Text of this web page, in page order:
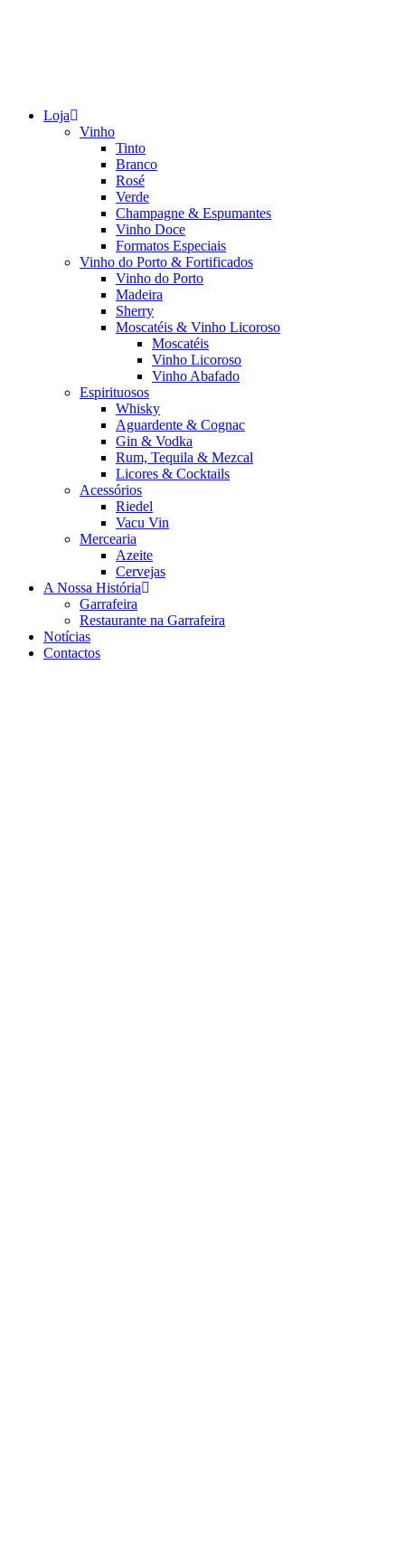
Loja
Vinho
Tinto
Branco
Rosé
Verde
Champagne & Espumantes
Vinho Doce
Formatos Especiais
Vinho do Porto & Fortificados
Vinho do Porto
Madeira
Sherry
Moscatéis & Vinho Licoroso
Moscatéis
Vinho Licoroso
Vinho Abafado
Espirituosos
Whisky
Aguardente & Cognac
Gin & Vodka
Rum, Tequila & Mezcal
Licores & Cocktails
Acessórios
Riedel
Vacu Vin
Mercearia
Azeite
Cervejas
A Nossa História
Garrafeira
Restaurante na Garrafeira
Notícias
Contactos